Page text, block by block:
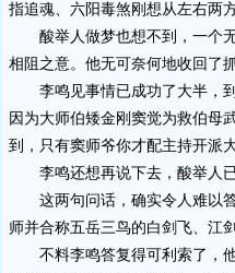
指追魂、六阳毒煞刚想从左右两
酸举人做梦也想不到，一个无
相阻之意。他无可奈何地收回了
李鸣见事情已成功了大半，到
因为大师伯矮金刚窦觉为救伯母
到，只有窦师爷你才配主持开
李鸣还想再说下去，酸举人已
这两句问话，确实令人难以答
师并合称五岳三鸟的白剑飞、江
不料李鸣答复得可利索了，他